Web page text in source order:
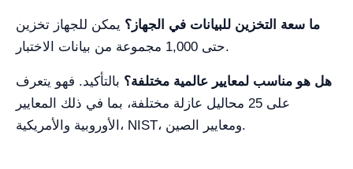
ما سعة التخزين للبيانات في الجهاز؟ يمكن للجهاز تخزين
حتى 1,000 مجموعة من بيانات الاختبار.
هل هو مناسب لمعايير عالمية مختلفة؟ بالتأكيد. فهو يتعرف
على 25 محاليل عازلة مختلفة، بما في ذلك المعايير
الأوروبية والأمريكية، NIST، ومعايير الصين.